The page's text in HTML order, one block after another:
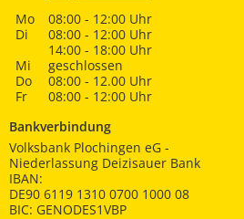
Mo
08:00 - 12:00 Uhr
Di
08:00 - 12:00 Uhr
14:00 - 18:00 Uhr
Mi
geschlossen
Do
08:00 - 12.00 Uhr
Fr
08:00 - 12:00 Uhr
Bankverbindung
Volksbank Plochingen eG -
Niederlassung Deizisauer Bank
IBAN:
DE90 6119 1310 0700 1000 08
BIC: GENODES1VBP